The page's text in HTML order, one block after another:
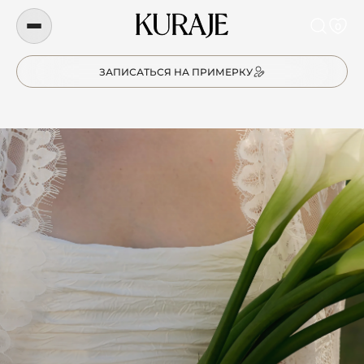
ЗАПИСАТЬСЯ НА ПРИМЕРКУ